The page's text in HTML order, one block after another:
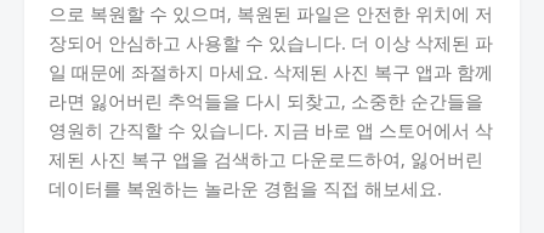
으로 복원할 수 있으며, 복원된 파일은 안전한 위치에 저
장되어 안심하고 사용할 수 있습니다. 더 이상 삭제된 파
일 때문에 좌절하지 마세요. 삭제된 사진 복구 앱과 함께
라면 잃어버린 추억들을 다시 되찾고, 소중한 순간들을
영원히 간직할 수 있습니다. 지금 바로 앱 스토어에서 삭
제된 사진 복구 앱을 검색하고 다운로드하여, 잃어버린
데이터를 복원하는 놀라운 경험을 직접 해보세요.